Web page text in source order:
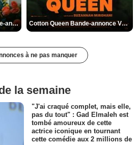
Des Fleurs pour Tokyo Bande-annonce VO STFR Cotton Queen Bande-annonce VO STFR
à ne pas manquer
la semaine
"J'ai craqué complet, mais elle,
pas du tout" : Gad Elmaleh est
tombé amoureux de cette
actrice iconique en tournant
cette comédie aux 2 millions de